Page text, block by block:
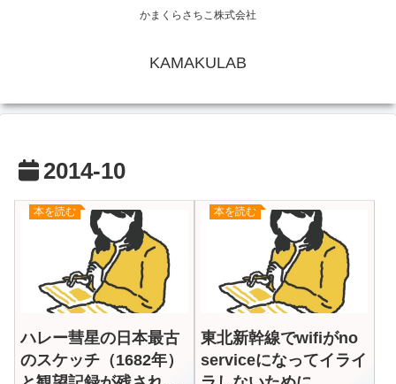
かまくらさちこ株式会社
KAMAKULAB
2014-10
本を読む
ハレー彗星の日本最古
のスケッチ（1682年）
本を読む
東北新幹線でwifiがno
serviceになってイライ